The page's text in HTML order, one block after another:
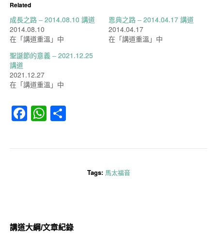
Related
成長之路 – 2014.08.10 講道
2014.08.10
在「講道重溫」中
恩典之路 – 2014.04.17 講道
2014.04.17
在「講道重溫」中
聖誕節的意義 – 2021.12.25
講道
2021.12.27
在「講道重溫」中
Facebook
WhatsApp
Tags: 馬太福音
講道大綱/文章紀錄